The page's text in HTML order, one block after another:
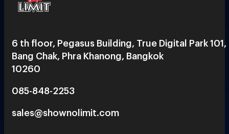
6 th floor, Pegasus Building, True Digital Park 101,
Bang Chak, Phra Khanong, Bangkok
10260
085-848-2253
sales@shownolimit.com